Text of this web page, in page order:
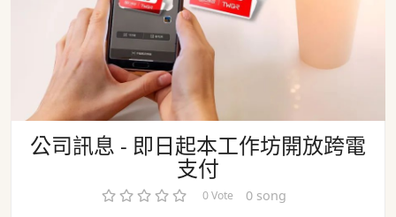
公司訊息 - 即日起本工作坊開放跨電
支付
0 Vote 0 song